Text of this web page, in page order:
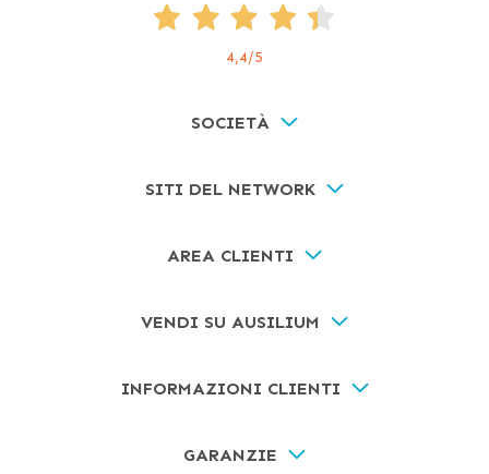
4,4/5
SOCIETÀ
SITI DEL NETWORK
AREA CLIENTI
VENDI SU AUSILIUM
INFORMAZIONI CLIENTI
GARANZIE